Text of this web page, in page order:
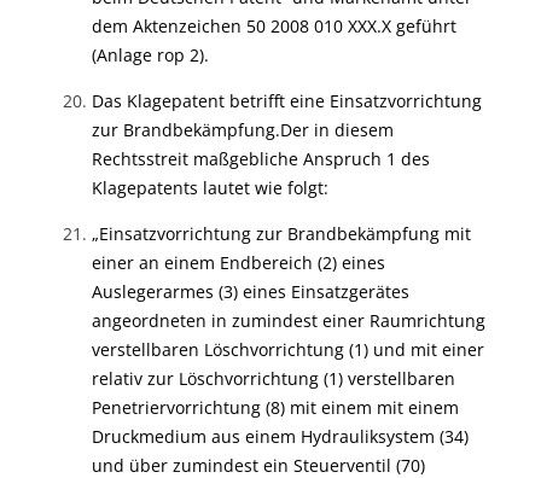
dem Aktenzeichen 50 2008 010 XXX.X geführt
(Anlage rop 2).
Das Klagepatent betrifft eine Einsatzvorrichtung
zur Brandbekämpfung.Der in diesem
Rechtsstreit maßgebliche Anspruch 1 des
Klagepatents lautet wie folgt:
„Einsatzvorrichtung zur Brandbekämpfung mit
einer an einem Endbereich (2) eines
Auslegerarmes (3) eines Einsatzgerätes
angeordneten in zumindest einer Raumrichtung
verstellbaren Löschvorrichtung (1) und mit einer
relativ zur Löschvorrichtung (1) verstellbaren
Penetriervorrichtung (8) mit einem mit einem
Druckmedium aus einem Hydrauliksystem (34)
und über zumindest ein Steuerventil (70)